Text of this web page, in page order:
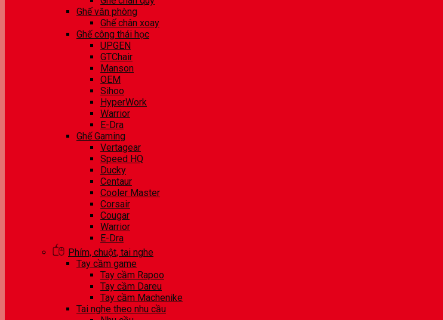
Ghế văn phòng
Ghế chân xoay
Ghế công thái học
UPGEN
GTChair
Manson
OEM
Sihoo
HyperWork
Warrior
E-Dra
Ghế Gaming
Vertagear
Speed HQ
Ducky
Centaur
Cooler Master
Corsair
Cougar
Warrior
E-Dra
Phím, chuột, tai nghe
Tay cầm game
Tay cầm Rapoo
Tay cầm Dareu
Tay cầm Machenike
Tai nghe theo nhu cầu